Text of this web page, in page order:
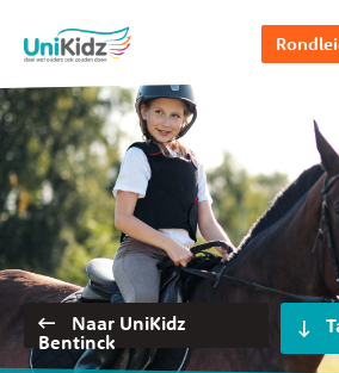
en
de
inhoud
gaan
Naar UniKidz
Bentinck